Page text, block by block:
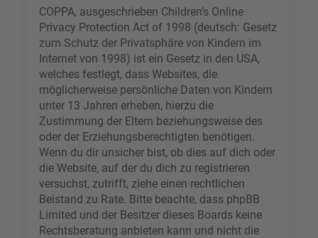
COPPA, ausgeschrieben Children’s Online
Privacy Protection Act of 1998 (deutsch: Gesetz
zum Schutz der Privatsphäre von Kindern im
Internet von 1998) ist ein Gesetz in den USA,
welches festlegt, dass Websites, die
möglicherweise persönliche Daten von Kindern
unter 13 Jahren erheben, hierzu die
Zustimmung der Eltern beziehungsweise des
oder der Erziehungsberechtigten benötigen.
Wenn du dir unsicher bist, ob dies auf dich oder
die Website, auf der du dich zu registrieren
versuchst, zutrifft, ziehe einen rechtlichen
Beistand zu Rate. Bitte beachte, dass phpBB
Limited und der Besitzer dieses Boards keine
Rechtsberatung anbieten kann und nicht die